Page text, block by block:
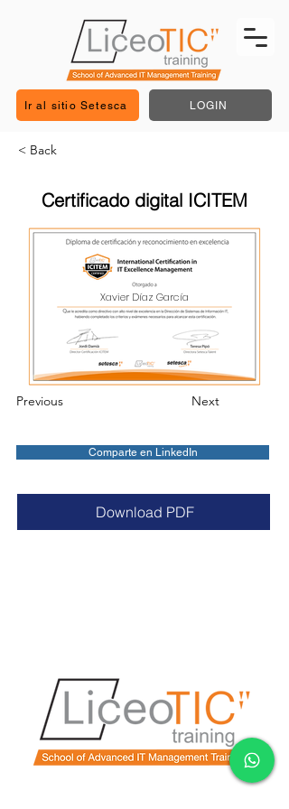
Ir al sitio Setesca LOGIN
< Back
Certificado digital ICITEM
Xavier Díaz García
Previous Next
Comparte en LinkedIn
Download PDF